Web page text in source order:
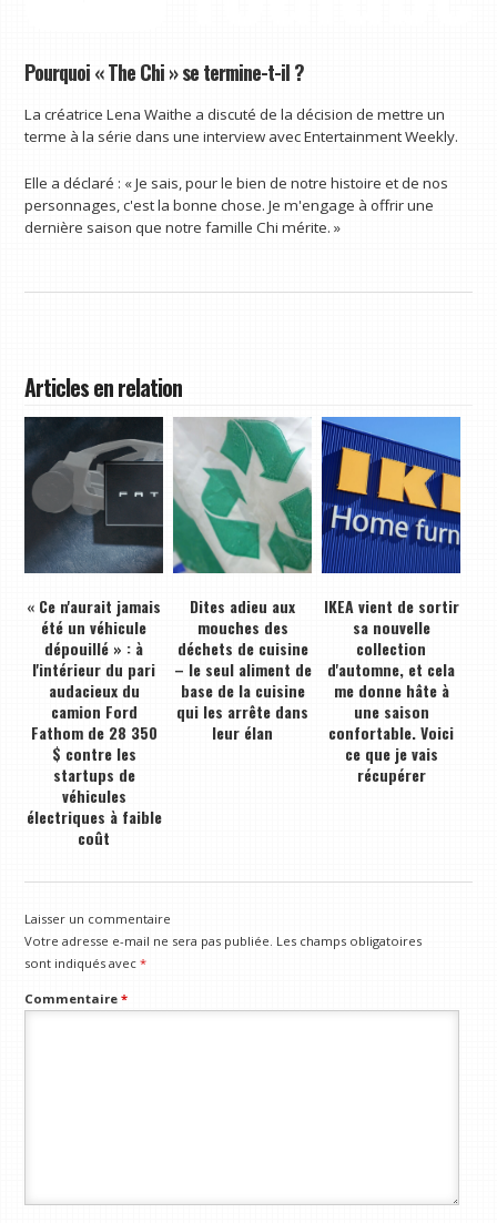
Pourquoi « The Chi » se termine-t-il ?
La créatrice Lena Waithe a discuté de la décision de mettre un
terme à la série dans une interview avec Entertainment Weekly.
Elle a déclaré : « Je sais, pour le bien de notre histoire et de nos
personnages, c'est la bonne chose. Je m'engage à offrir une
dernière saison que notre famille Chi mérite. »
Articles en relation
« Ce n'aurait jamais
été un véhicule
dépouillé » : à
l'intérieur du pari
audacieux du
camion Ford
Fathom de 28 350
$ contre les
startups de
véhicules
électriques à faible
coût
Dites adieu aux
mouches des
déchets de cuisine
– le seul aliment de
base de la cuisine
qui les arrête dans
leur élan
IKEA vient de sortir
sa nouvelle
collection
d'automne, et cela
me donne hâte à
une saison
confortable. Voici
ce que je vais
récupérer
Laisser un commentaire
Votre adresse e-mail ne sera pas publiée. Les champs obligatoires
sont indiqués avec*
Commentaire*